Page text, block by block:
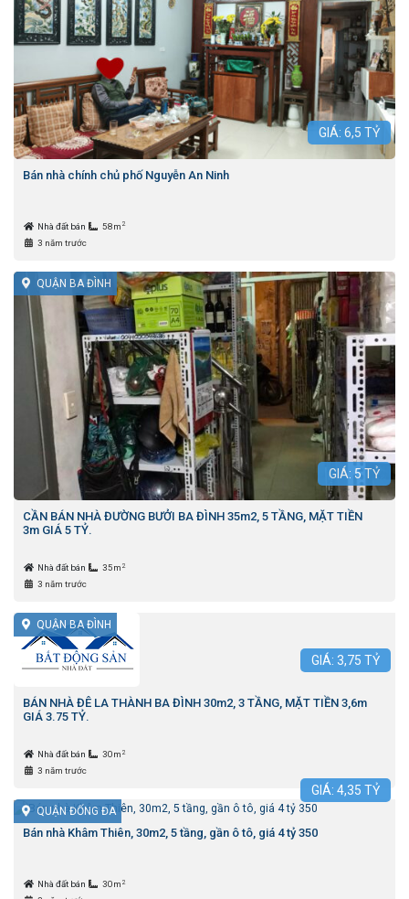
GIÁ: 6,5 TỶ
Bán nhà chính chủ phố Nguyễn An Ninh
Nhà đất bán 58m 2
3 năm trước
QUẬN BA ĐÌNH
GIÁ: 5 TỶ
CẦN BÁN NHÀ ĐƯỜNG BƯỞI BA ĐÌNH 35m2, 5 TẦNG, MẶT TIỀN
3m GIÁ 5 TỶ.
Nhà đất bán 35m 2
3 năm trước
QUẬN BA ĐÌNH
GIÁ: 3,75 TỶ
BÁN NHÀ ĐÊ LA THÀNH BA ĐÌNH 30m2, 3 TẦNG, MẶT TIỀN 3,6m
GIÁ 3.75 TỶ.
Nhà đất bán 30m 2
3 năm trước
QUẬN ĐỐNG ĐA
GIÁ: 4,35 TỶ
Bán nhà Khâm Thiên, 30m2, 5 tầng, gần ô tô, giá 4 tỷ 350
Nhà đất bán 30m 2